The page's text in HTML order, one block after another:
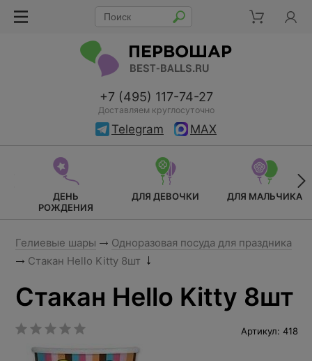
+7 (495) 117-74-27
Доставляем круглосуточно
Telegram MAX
ДЕНЬ
РОЖДЕНИЯ
ДЛЯ ДЕВОЧКИ ДЛЯ МАЛЬЧИКА
Гелиевые шары
Одноразовая посуда для праздника
Стакан Hello Kitty 8шт
Стакан Hello Kitty 8шт
Артикул: 418